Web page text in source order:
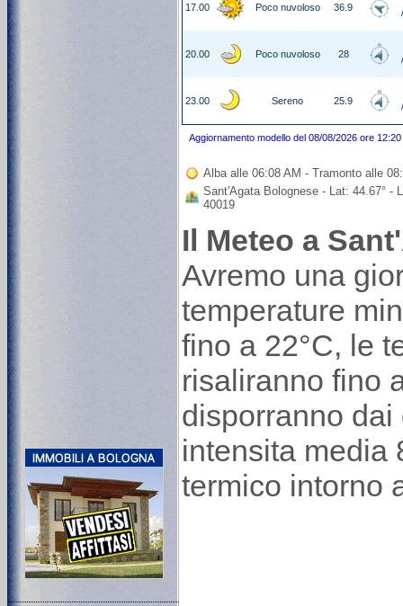
17.00 Poco nuvoloso 36.9
20.00 Poco nuvoloso 28
23.00 Sereno 25.9
Aggiornamento modello del 08/08/2026 ore 12:20
Alba alle 06:08 AM - Tramonto alle
Sant'Agata Bolognese - Lat: 44.67° -
40019
Il Meteo a
Avremo una
temperature
fino a 22°C, le
risaliranno fino
disporranno
intensita media
termico intorno